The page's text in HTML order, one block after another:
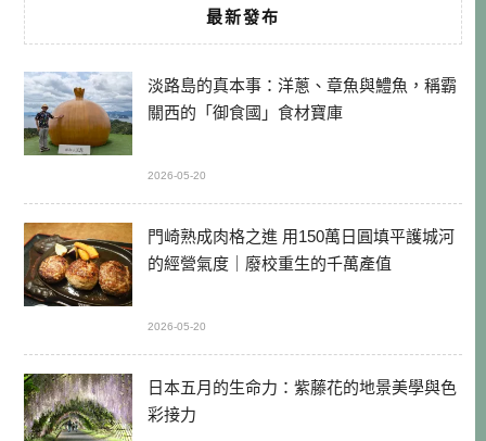
最新發布
淡路島的真本事：洋蔥、章魚與鱧魚，稱霸
關西的「御食國」食材寶庫
2026-05-20
門崎熟成肉格之進 用150萬日圓填平護城河
的經營氣度｜廢校重生的千萬產值
2026-05-20
日本五月的生命力：紫藤花的地景美學與色
彩接力